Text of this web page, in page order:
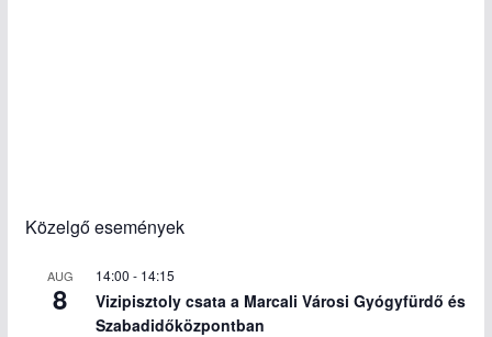
Közelgő események
AUG
8
14:00 - 14:15
Vizipisztoly csata a Marcali Városi Gyógyfürdő és
Szabadidőközpontban